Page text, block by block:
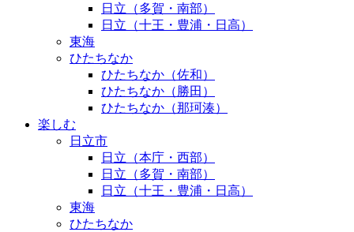
日立（多賀・南部）
日立（十王・豊浦・日高）
東海
ひたちなか
ひたちなか（佐和）
ひたちなか（勝田）
ひたちなか（那珂湊）
楽しむ
日立市
日立（本庁・西部）
日立（多賀・南部）
日立（十王・豊浦・日高）
東海
ひたちなか